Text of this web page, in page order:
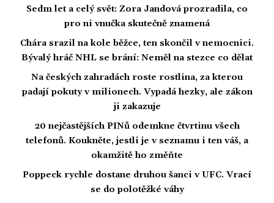
Sedm let a celý svět: Zora Jandová prozradila, co
pro ni vnučka skutečně znamená
Chára srazil na kole běžce, ten skončil v nemocnici.
Bývalý hráč NHL se brání: Neměl na stezce co dělat
Na českých zahradách roste rostlina, za kterou
padají pokuty v milionech. Vypadá hezky, ale zákon
ji zakazuje
20 nejčastějších PINů odemkne čtvrtinu všech
telefonů. Koukněte, jestli je v seznamu i ten váš, a
okamžitě ho změňte
Poppeck rychle dostane druhou šanci v UFC. Vrací
se do polotěžké váhy